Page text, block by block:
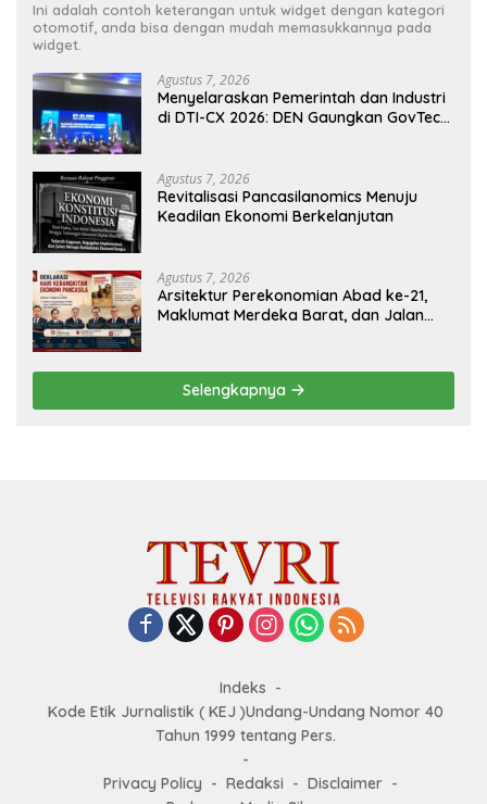
Ini adalah contoh keterangan untuk widget dengan kategori
otomotif, anda bisa dengan mudah memasukkannya pada
widget.
Agustus 7, 2026
Menyelaraskan Pemerintah dan Industri
di DTI-CX 2026: DEN Gaungkan GovTech,
Agustus 7, 2026
Revitalisasi Pancasilanomics Menuju
Keadilan Ekonomi Berkelanjutan
Agustus 7, 2026
Arsitektur Perekonomian Abad ke-21,
Maklumat Merdeka Barat, dan Jalan
Selengkapnya
Indeks
Kode Etik Jurnalistik ( KEJ )Undang-Undang Nomor 40
Tahun 1999 tentang Pers.
Privacy Policy Redaksi
Disclaimer